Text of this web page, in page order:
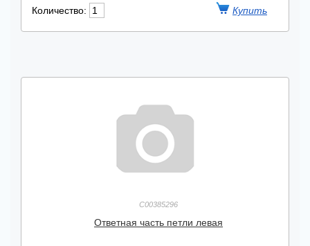
Количество:
C00385296
Ответная часть петли левая